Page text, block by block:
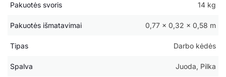
Pakuotės svoris 14 kg
Pakuotės išmatavimai 0,77 × 0,32 × 0,58 m
Tipas Darbo kėdės
Spalva Juoda, Pilka